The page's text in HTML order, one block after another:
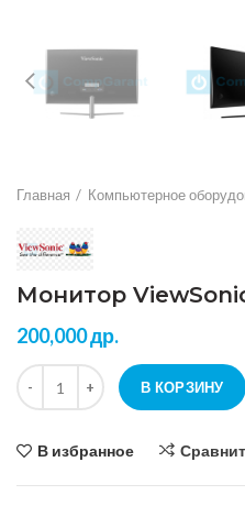
Главная Компьютерное
Монитор
200,000др.
Количество Монитор ViewSonic
В КОРЗИНУ
В избранное